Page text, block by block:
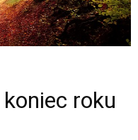
roku